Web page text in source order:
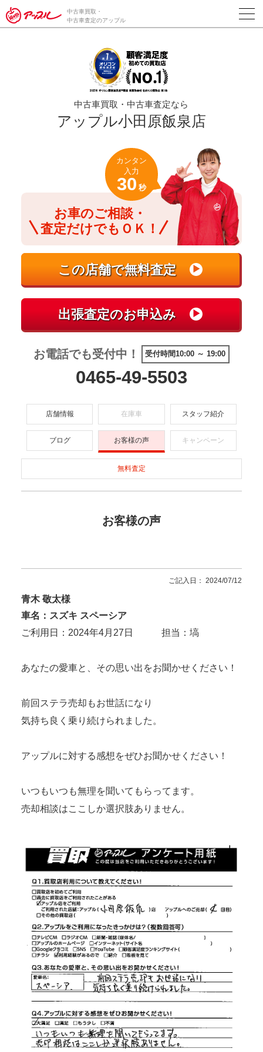
/*ABテスト_新規査定フォームの為のCVボタン*/
中古車買取・
中古車査定のアップル
中古車買取・中古車査定なら
アップル小田原飯泉店
お車のご相談・
査定だけでもＯＫ！
カンタン
入力
30 秒
お電話でも受付中！ 受付時間10:00 ～ 19:00
0465-49-5503
店舗情報 在庫車 スタッフ紹介
ブログ お客様の声 キャンペーン
無料査定
お客様の声
ご記入日： 2024/07/12
青木 敬太様
車名：スズキ スペーシア
ご利用日：2024年4月27日 担当：塙
あなたの愛車と、その思い出をお聞かせください！
前回ステラ売却もお世話になり
気持ち良く乗り続けられました。
アップルに対する感想をぜひお聞かせください！
いつもいつも無理を聞いてもらってます。
売却相談はここしか選択肢ありません。